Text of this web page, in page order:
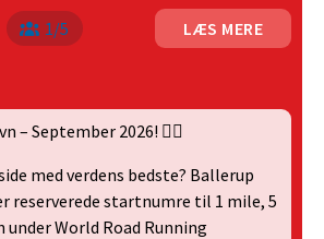
1/5
LÆS MERE
– September 2026! 🏃‍♀️
med verdens bedste? Ballerup
reserverede startnumre til 1 mile, 5
World Road Running